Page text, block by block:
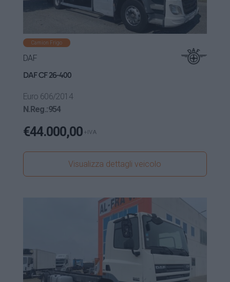
Camion Frigo
DAF
DAF CF 26-400
Euro 606/2014
N.Reg.:954
€44.000,00 +IVA
Visualizza dettagli veicolo